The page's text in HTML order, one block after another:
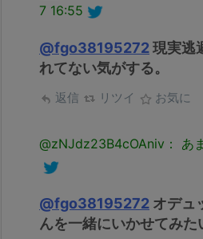
7 16:55
@fgo38195272現実逃
れてない気がする。
返信 リツイ お気に
@zNJdz23B4cOAniv： あ
@fgo38195272 オデュ
んを一緒にいかせてみた